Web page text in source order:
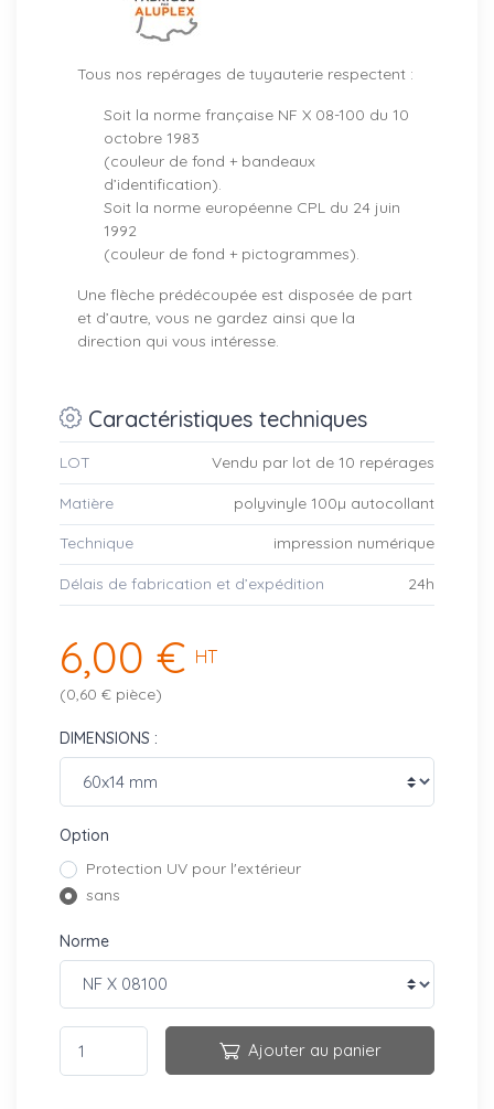
Tous nos repérages de tuyauterie respectent :
Soit la norme française NF X 08-100 du 10
octobre 1983
(couleur de fond + bandeaux
d’identification).
Soit la norme européenne CPL du 24 juin
1992
(couleur de fond + pictogrammes).
Une flèche prédécoupée est disposée de part
et d’autre, vous ne gardez ainsi que la
direction qui vous intéresse.
Caractéristiques techniques
LOT Vendu par lot de 10 repérages
Matière polyvinyle 100µ autocollant
Technique impression numérique
Délais de fabrication et d’expédition 24h
6,00 € HT
(0,60 € pièce)
DIMENSIONS :
Option
Protection UV pour l'extérieur
sans
Norme
Ajouter au panier